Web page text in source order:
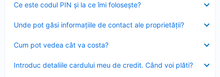
Ce este codul PIN şi la ce îmi foloseşte?
închis
Unde pot găsi informațiile de contact ale proprietății?
închis
Cum pot vedea cât va costa?
închis
Introduc detaliile cardului meu de credit. Când voi plăti?
închis